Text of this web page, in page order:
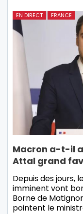
EN DIRECT FRANCE
Macron a-t-il
Attal grand
Depuis des jours,
imminent vont
Borne de
pointent le